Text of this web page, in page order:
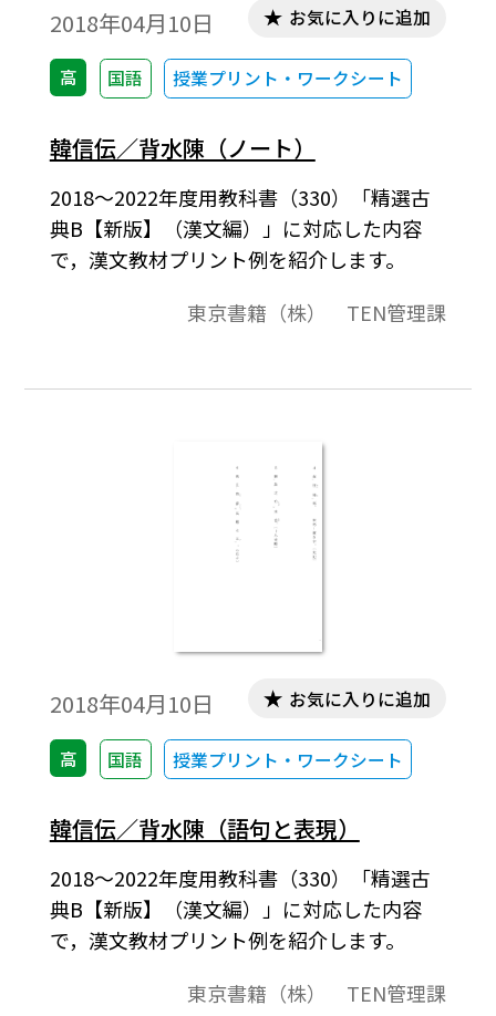
2018年04月10日
高 国語 授業プリント・ワークシート
お気に入りに追加
韓信伝／背水陳（ノート）
2018～2022年度用教科書（330）「精選古
典B【新版】（漢文編）」に対応した内容
で，漢文教材プリント例を紹介します。
東京書籍（株） TEN管理課
2018年04月10日
高 国語 授業プリント・ワークシート
お気に入りに追加
韓信伝／背水陳（語句と表現）
2018～2022年度用教科書（330）「精選古
典B【新版】（漢文編）」に対応した内容
で，漢文教材プリント例を紹介します。
東京書籍（株） TEN管理課